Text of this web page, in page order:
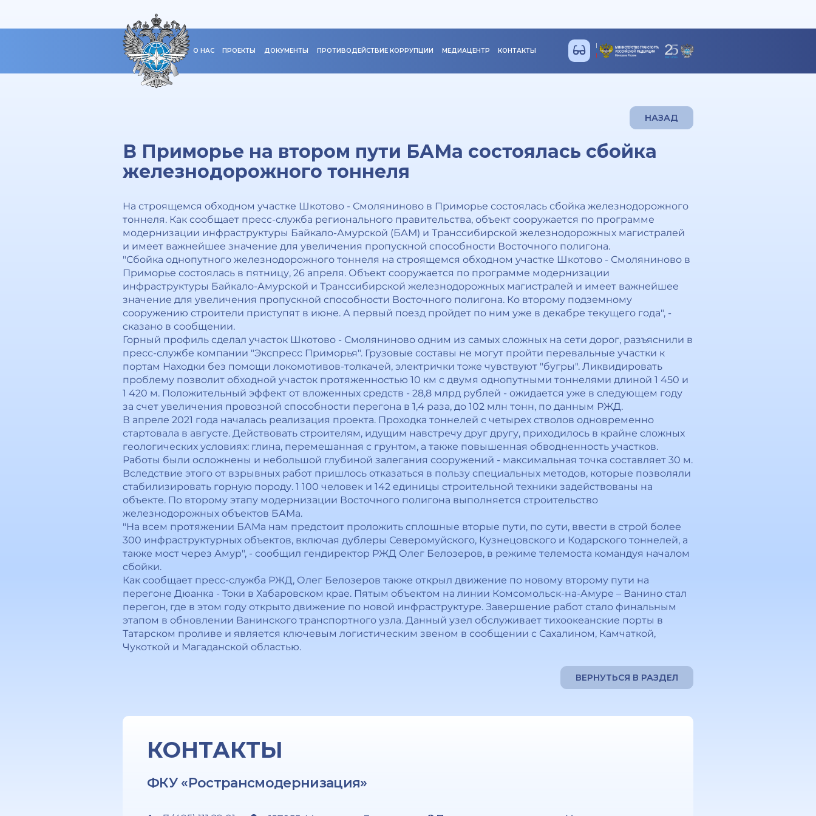
О НАС ПРОЕКТЫ ДОКУМЕНТЫ ПРОТИВОДЕЙСТВИЕ КОРРУПЦИИ МЕДИАЦЕНТР КОНТАКТЫ
НАЗАД
В Приморье на втором пути БАМа состоялась сбойка
железнодорожного тоннеля
На строящемся обходном участке Шкотово - Смоляниново в Приморье состоялась сбойка железнодорожного
тоннеля. Как сообщает пресс-служба регионального правительства, объект сооружается по программе
модернизации инфраструктуры Байкало-Амурской (БАМ) и Транссибирской железнодорожных магистралей
и имеет важнейшее значение для увеличения пропускной способности Восточного полигона.
"Сбойка однопутного железнодорожного тоннеля на строящемся обходном участке Шкотово - Смоляниново в
Приморье состоялась в пятницу, 26 апреля. Объект сооружается по программе модернизации
инфраструктуры Байкало-Амурской и Транссибирской железнодорожных магистралей и имеет важнейшее
значение для увеличения пропускной способности Восточного полигона. Ко второму подземному
сооружению строители приступят в июне. А первый поезд пройдет по ним уже в декабре текущего года", -
сказано в сообщении.
Горный профиль сделал участок Шкотово - Смоляниново одним из самых сложных на сети дорог, разъяснили в
пресс-службе компании "Экспресс Приморья". Грузовые составы не могут пройти перевальные участки к
портам Находки без помощи локомотивов-толкачей, электрички тоже чувствуют "бугры". Ликвидировать
проблему позволит обходной участок протяженностью 10 км с двумя однопутными тоннелями длиной 1 450 и
1 420 м. Положительный эффект от вложенных средств - 28,8 млрд рублей - ожидается уже в следующем году
за счет увеличения провозной способности перегона в 1,4 раза, до 102 млн тонн, по данным РЖД.
В апреле 2021 года началась реализация проекта. Проходка тоннелей с четырех стволов одновременно
стартовала в августе. Действовать строителям, идущим навстречу друг другу, приходилось в крайне сложных
геологических условиях: глина, перемешанная с грунтом, а также повышенная обводненность участков.
Работы были осложнены и небольшой глубиной залегания сооружений - максимальная точка составляет 30 м.
Вследствие этого от взрывных работ пришлось отказаться в пользу специальных методов, которые позволяли
стабилизировать горную породу. 1 100 человек и 142 единицы строительной техники задействованы на
объекте. По второму этапу модернизации Восточного полигона выполняется строительство
железнодорожных объектов БАМа.
"На всем протяжении БАМа нам предстоит проложить сплошные вторые пути, по сути, ввести в строй более
300 инфраструктурных объектов, включая дублеры Северомуйского, Кузнецовского и Кодарского тоннелей, а
также мост через Амур", - сообщил гендиректор РЖД Олег Белозеров, в режиме телемоста командуя началом
сбойки.
Как сообщает пресс-служба РЖД, Олег Белозеров также открыл движение по новому второму пути на
перегоне Дюанка - Токи в Хабаровском крае. Пятым объектом на линии Комсомольск-на-Амуре – Ванино стал
перегон, где в этом году открыто движение по новой инфраструктуре. Завершение работ стало финальным
этапом в обновлении Ванинского транспортного узла. Данный узел обслуживает тихоокеанские порты в
Татарском проливе и является ключевым логистическим звеном в сообщении с Сахалином, Камчаткой,
Чукоткой и Магаданской областью.
ВЕРНУТЬСЯ В РАЗДЕЛ
КОНТАКТЫ
ФКУ «Ространсмодернизация»